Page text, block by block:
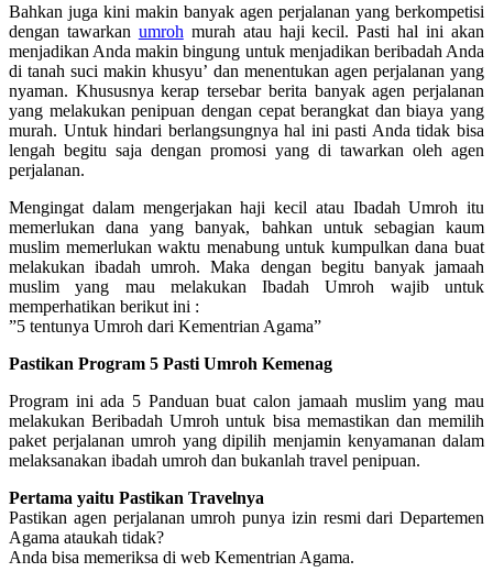
Bahkan juga kini makin banyak agen perjalanan yang berkompetisi
dengan tawarkan umroh murah atau haji kecil. Pasti hal ini akan
menjadikan Anda makin bingung untuk menjadikan beribadah Anda
di tanah suci makin khusyu’ dan menentukan agen perjalanan yang
nyaman. Khususnya kerap tersebar berita banyak agen perjalanan
yang melakukan penipuan dengan cepat berangkat dan biaya yang
murah. Untuk hindari berlangsungnya hal ini pasti Anda tidak bisa
lengah begitu saja dengan promosi yang di tawarkan oleh agen
perjalanan.
Mengingat dalam mengerjakan haji kecil atau Ibadah Umroh itu
memerlukan dana yang banyak, bahkan untuk sebagian kaum
muslim memerlukan waktu menabung untuk kumpulkan dana buat
melakukan ibadah umroh. Maka dengan begitu banyak jamaah
muslim yang mau melakukan Ibadah Umroh wajib untuk
memperhatikan berikut ini :
”5 tentunya Umroh dari Kementrian Agama”
Pastikan Program 5 Pasti Umroh Kemenag
Program ini ada 5 Panduan buat calon jamaah muslim yang mau
melakukan Beribadah Umroh untuk bisa memastikan dan memilih
paket perjalanan umroh yang dipilih menjamin kenyamanan dalam
melaksanakan ibadah umroh dan bukanlah travel penipuan.
Pertama yaitu Pastikan Travelnya
Pastikan agen perjalanan umroh punya izin resmi dari Departemen
Agama ataukah tidak?
Anda bisa memeriksa di web Kementrian Agama.